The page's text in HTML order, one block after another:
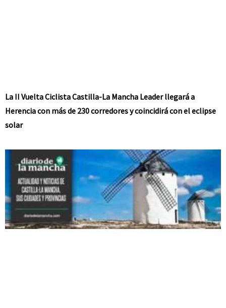
La II Vuelta Ciclista Castilla-La Mancha Leader llegará a
Herencia con más de 230 corredores y coincidirá con el eclipse
solar